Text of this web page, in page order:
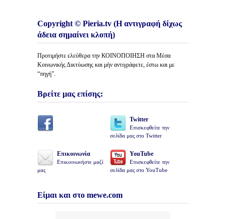
Copyright © Pieria.tv (Η αντιγραφή δίχως
άδεια σημαίνει κλοπή)
Προτιμήστε ελεύθερα την ΚΟΙΝΟΠΟΙΗΣΗ στα Μέσα
Κοινωνικής Δικτύωσης και μήν αντιγράφετε, έστω και με
“πηγή”.
Βρείτε μας επίσης:
Twitter
Επισκεφθείτε την
σελίδα μας στο Twitter
Επικοινωνία
Επικοινωνήστε μαζί
μας
YouTube
Επισκεφθείτε την
σελίδα μας στο YouTube
Είμαι και στο mewe.com